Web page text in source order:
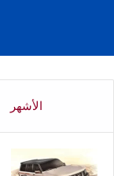
الأشهر